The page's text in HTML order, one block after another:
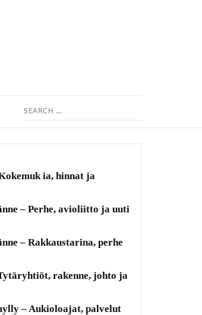
Search
for:
ia, hinnat ja
– Perhe, avioliitto ja uuti
– Rakkaustarina, perhe
rakenne, johto ja
– Aukioloajat, palvelut